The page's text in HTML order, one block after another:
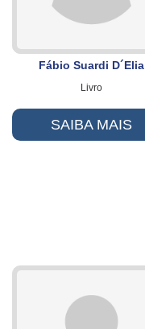
Fábio Suardi D´Elia
Livro
SAIBA MAIS